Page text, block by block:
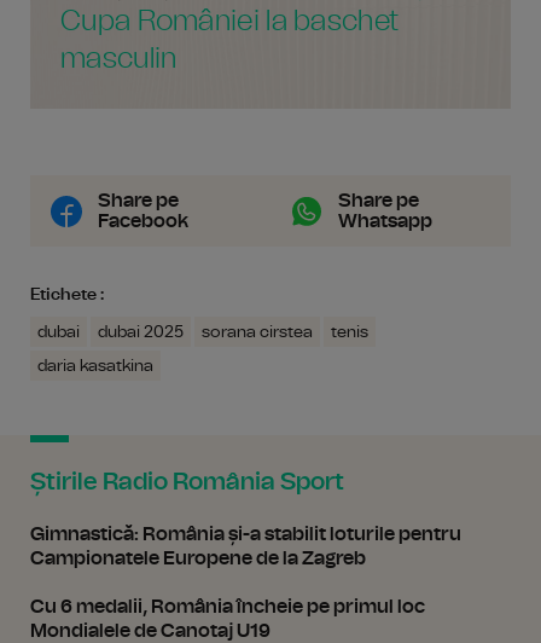
Cupa României la baschet
masculin
Share pe
Facebook
Share pe
Whatsapp
Etichete :
dubai dubai 2025 sorana cirstea
tenis
daria kasatkina
Știrile Radio România Sport
Gimnastică: România și-a stabilit loturile pentru
Campionatele Europene de la Zagreb
Cu 6 medalii, România încheie pe primul loc
Mondialele de Canotaj U19